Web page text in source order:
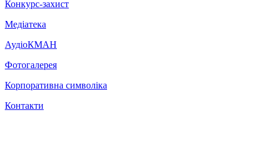
Конкурс-захист
Медіатека
АудіоКМАН
Фотогалерея
Корпоративна символіка
Контакти